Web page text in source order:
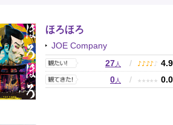
ほろほろ
JOE Company
27人 / ♪ ♪ ♪ ♪ ♪
4.9
0人 / ★ ★ ★ ★ ★ 0.0